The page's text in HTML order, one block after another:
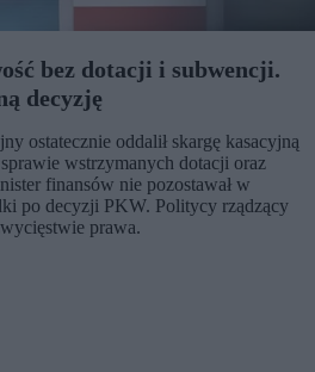
bez dotacji i subwencji.
decyzję
ostatecznie oddalił skargę kasacyjną
wstrzymanych dotacji oraz
finansów nie pozostawał w
po decyzji PKW. Politycy rządzący
prawa.